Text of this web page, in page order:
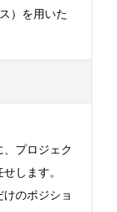
）を用いた
プロジェク
します。
のポジショ